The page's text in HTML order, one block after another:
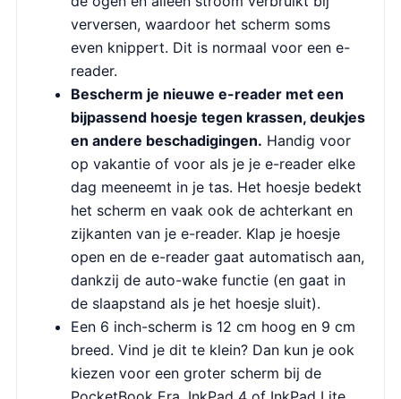
verversen, waardoor het scherm soms
even knippert. Dit is normaal voor een e-
reader.
Bescherm je nieuwe e-reader met een
bijpassend hoesje tegen krassen, deukjes
en andere beschadigingen. Handig voor
op vakantie of voor als je je e-reader elke
dag meeneemt in je tas. Het hoesje bedekt
het scherm en vaak ook de achterkant en
zijkanten van je e-reader. Klap je hoesje
open en de e-reader gaat automatisch aan,
dankzij de auto-wake functie (en gaat in
de slaapstand als je het hoesje sluit).
Een 6 inch-scherm is 12 cm hoog en 9 cm
breed. Vind je dit te klein? Dan kun je ook
kiezen voor een groter scherm bij de